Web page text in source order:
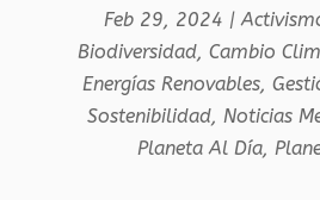
Feb 29, 2024 |
Biodiversidad, Cambio
Energías Renovables,
Sostenibilidad, Noticias
Planeta Al Día,